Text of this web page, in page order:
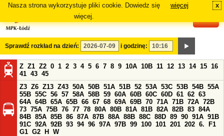
Nasza strona wykorzystuje pliki cookie. Dowiedz się
więcej.
więcej x
Sprawdź rozkład na dzień: i godzinę:
Z Z1 Z2 0 1 2 3 4 5 6 7 8 9 10A 10B 11 12 13 14 15 16
41 43 45
Z3 Z6 Z13 Z43 50A 50B 51A 51B 52 53A 53C 53B 54B 55A
55B 55C 56 57 58A 58B 59 60A 60B 60C 60D 61 62 63
64A 64B 65A 65B 66 67 68 69A 69B 70 71A 71B 72A 72B
73 75A 75B 76 77 78 80A 80B 81A 81B 82A 82B 83 84A
84B 85A 85B 86 87A 87B 88A 88B 88C 88D 89 90 91A 91B
91C 92A 92B 93 94 96 97A 97B 99 100 101 201 202 6.
F1
G1 G2 H
W